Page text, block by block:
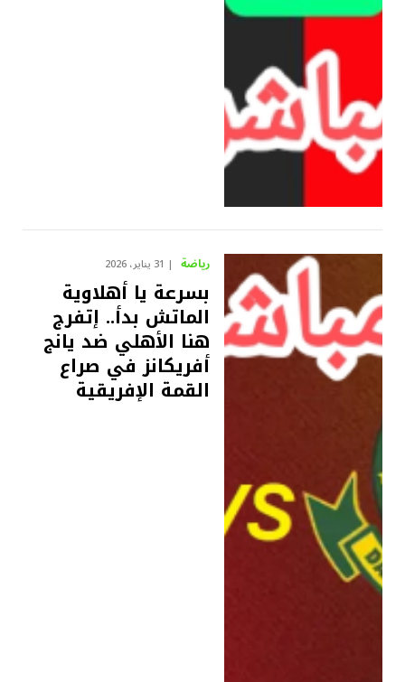
رياضة 31 يناير، 2026
بسرعة يا أهلاوية
الماتش بدأ.. إتفرج
هنا الأهلي ضد يانج
أفريكانز في صراع
القمة الإفريقية